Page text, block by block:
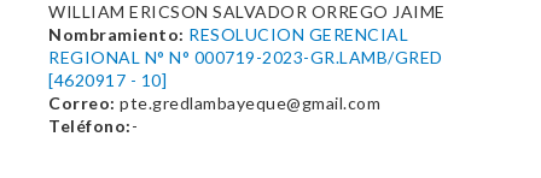
WILLIAM ERICSON SALVADOR ORREGO JAIME
Nombramiento: RESOLUCION GERENCIAL
REGIONAL N° N° 000719-2023-GR.LAMB/GRED
[4620917 - 10]
Correo: pte.gredlambayeque@gmail.com
Teléfono:-